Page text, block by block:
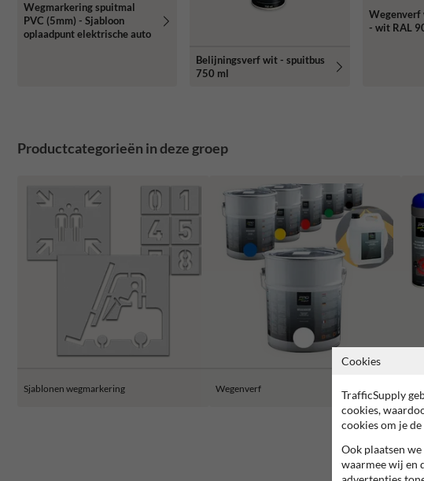
Wegmarkering spuitmal
PVC (5mm) - Sjabloon
oplaadpunt elektrische auto
Belijningsverf wit - spuitbus
750 ml
Wegenverf
- wit RAL
Productcategorieën in deze groep
Sjablonen wegmarkering Wegenverf
Cookies
TrafficSupply
cookies,
cookies om je
Ook plaatsen
waarmee wij en